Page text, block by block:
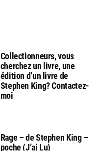
Collectionneurs, vous
cherchez un livre, une
édition d’un livre de
Stephen King? Contactez-
moi
Rage – de Stephen King –
poche (J’ai Lu)